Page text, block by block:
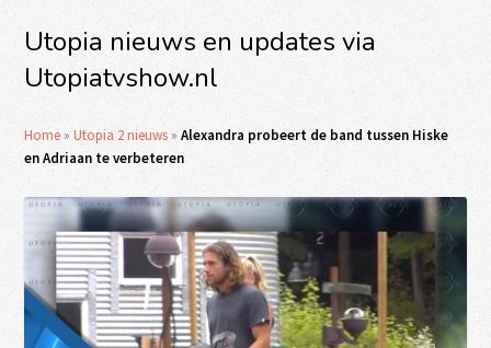
Utopia nieuws en updates via
Utopiatvshow.nl
Home »Utopia 2 nieuws »Alexandra probeert de band tussen Hiske
en Adriaan te verbeteren